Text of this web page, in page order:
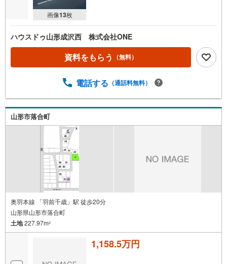
画像13枚
ハウスドゥ山形成沢西 株式会社ONE
資料をもらう （無料）
電話する （通話料無料）
山形市落合町
奥羽本線 「羽前千歳」駅 徒歩20分
山形県山形市落合町
土地227.97m2
1,158.5万円